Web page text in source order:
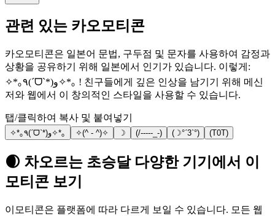
관련 있는 카오모티콘
카오모티콘은 일본어 문법, 구두점 및 문자를 사용하여 감정과
상황을 공유하기 위해 일본에서 인기가 있습니다. 이렇게:
✧*｡٩(ˊᗜˋ*)و✧*｡ ! 친구들에게 깊은 인상을 남기기 위해 메신
저와 웹에서 이 창의적인 스타일을 사용할 수 있습니다.
탭/클릭하여 복사 및 붙여넣기
✧*｡٩(ˊᗜˋ*)و✧*｡ ✧(^ - ^)✧ ☽ (/-----_-) (☽°ˊ3ˋ°) (T0T)
🌒 차오르는 초승달 다양한 기기에서 이
모티콘 보기
이모티콘은 플랫폼에 따라 다르게 보일 수 있습니다. 모든 웹